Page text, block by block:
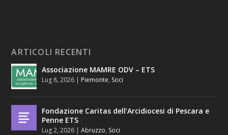
ARTICOLI RECENTI
Associazione MAMRE ODV – ETS
Lug 8, 2026 | Piemonte, Soci
Fondazione Caritas dell’Arcidiocesi di Pescara e
Penne ETS
Lug 2, 2026 |Abruzzo, Soci